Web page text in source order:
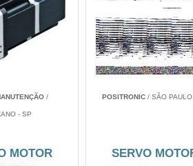
/
- SP
MOTOR
POSITRONIC/ SÃO PAULO
SERVO